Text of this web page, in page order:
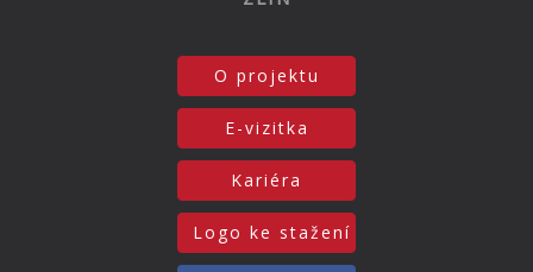
O projektu
E-vizitka
Kariéra
Logo ke stažení